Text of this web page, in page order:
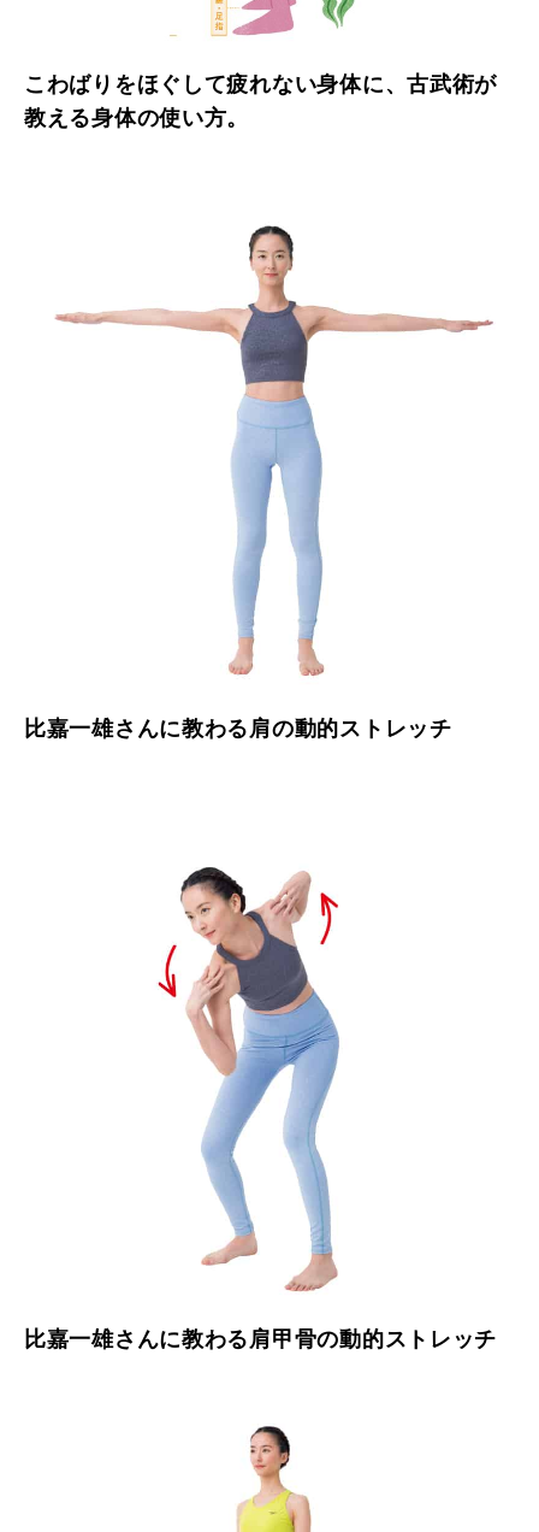
こわばりをほぐして疲れない身体に、古武術が
教える身体の使い方。
比嘉一雄さんに教わる肩の動的ストレッチ
比嘉一雄さんに教わる肩甲骨の動的ストレッチ